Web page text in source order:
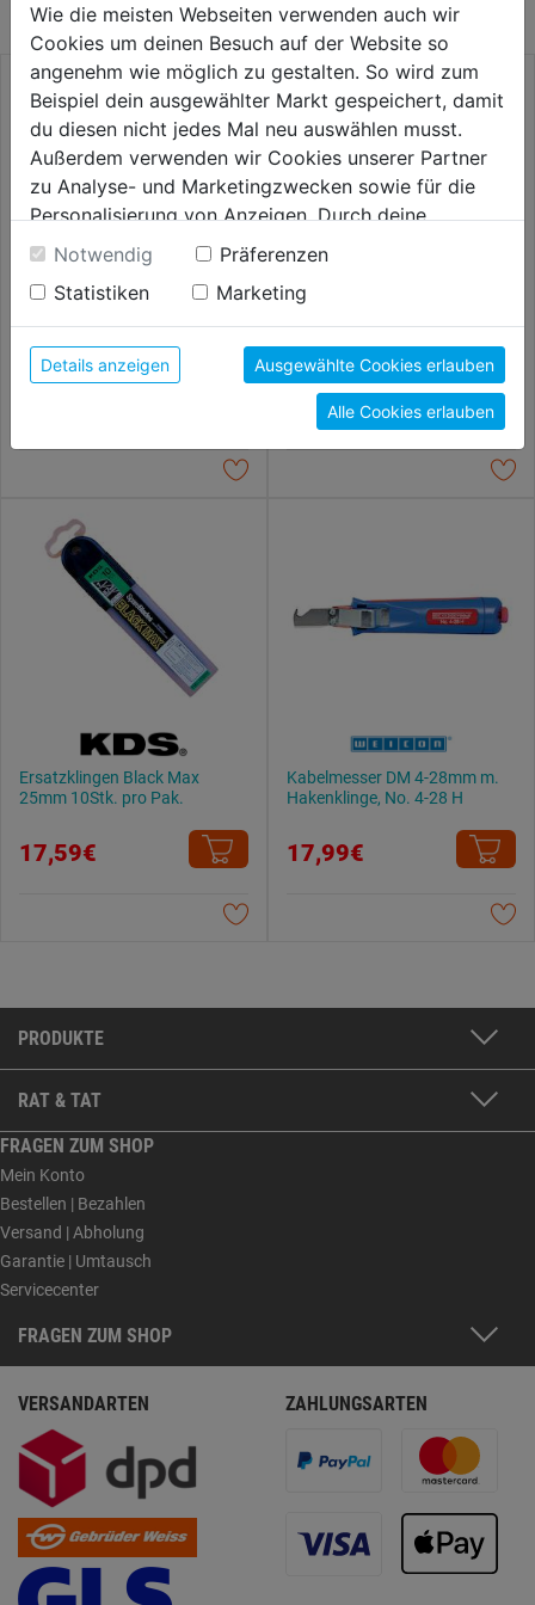
Universalmesser Cutter Interlock 18mm
16,59€
Ersatzklingen Black Max
25mm 10Stk. pro Pak.
17,59€
Kabelmesser DM 4-28mm m.
Hakenklinge, No. 4-28 H
17,99€
PRODUKTE
RAT & TAT
FRAGEN ZUM SHOP
Mein Konto
Bestellen | Bezahlen
Versand | Abholung
Garantie | Umtausch
Servicecenter
FRAGEN ZUM SHOP
VERSANDARTEN ZAHLUNGSARTEN
Wie die meisten Webseiten verwenden auch wir
Cookies um deinen Besuch auf der Website so
angenehm wie möglich zu gestalten. So wird zum
Beispiel dein ausgewählter Markt gespeichert, damit
du diesen nicht jedes Mal neu auswählen musst.
Außerdem verwenden wir Cookies unserer Partner
zu Analyse- und Marketingzwecken sowie für die
Personalisierung von Anzeigen. Durch deine
Einwilligung werden die Daten von Drittanbieter,
unter anderem auch in den USA, verarbeitet.
Durch Klick auf "Alle Cookies erlauben" stimmst du
der Verwendung aller Cookies zu. Unter "Details
anzeigen" findest du alle Infos zu den
unterschiedlichen Cookies, unter "Cookies
Konfigurieren" kannst du auswählen, welche Cookies
du zulassen möchtest und welche nicht.
Weitere Informationen findest du in unserer
Notwendig
Präferenzen
Statistiken
Marketing
Details anzeigen Ausgewählte Cookies erlauben
Alle Cookies erlauben